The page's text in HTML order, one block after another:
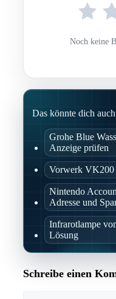
Noch keine
Das könnte dich
Grohe Blue
Anzeige prüfen
Vorwerk VK200
Nintendo
Adresse und
Infrarotlampe
Lösung
Schreibe einen